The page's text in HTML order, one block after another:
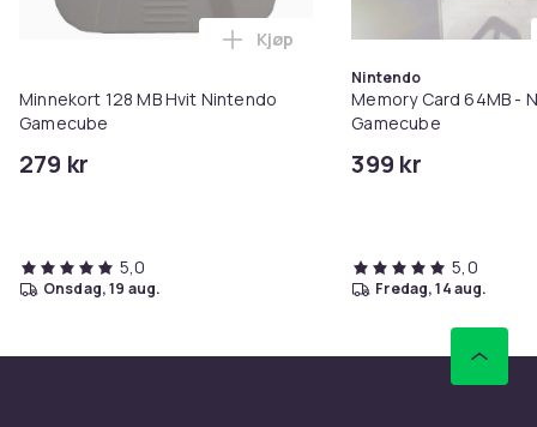
Minnekort 128 MB Hvit Nintendo
Gamecube
279 kr
Legg Minnekort 128 MB Hvit
Kjøp
5,0
onsdag, 19 aug.
Nintendo
Memory Card 64MB -
Gamecube
399 kr
5,0
fredag, 14 aug.